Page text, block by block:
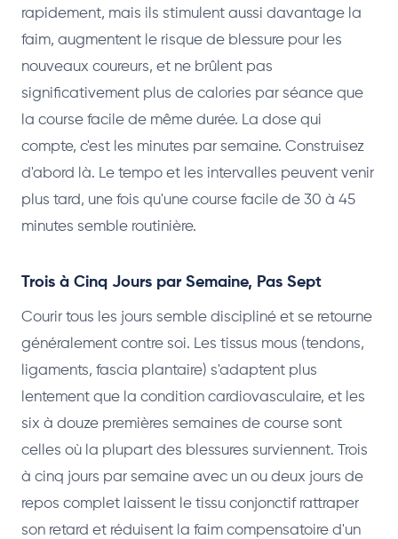
rapidement, mais ils stimulent aussi davantage la
faim, augmentent le risque de blessure pour les
nouveaux coureurs, et ne brûlent pas
significativement plus de calories par séance que
la course facile de même durée. La dose qui
compte, c'est les minutes par semaine. Construisez
d'abord là. Le tempo et les intervalles peuvent venir
plus tard, une fois qu'une course facile de 30 à 45
minutes semble routinière.
Trois à Cinq Jours par Semaine, Pas Sept
Courir tous les jours semble discipliné et se retourne
généralement contre soi. Les tissus mous (tendons,
ligaments, fascia plantaire) s'adaptent plus
lentement que la condition cardiovasculaire, et les
six à douze premières semaines de course sont
celles où la plupart des blessures surviennent. Trois
à cinq jours par semaine avec un ou deux jours de
repos complet laissent le tissu conjonctif rattraper
son retard et réduisent la faim compensatoire d'un